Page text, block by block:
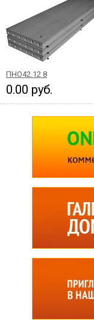
ПНО42.12 8
0.00 руб.